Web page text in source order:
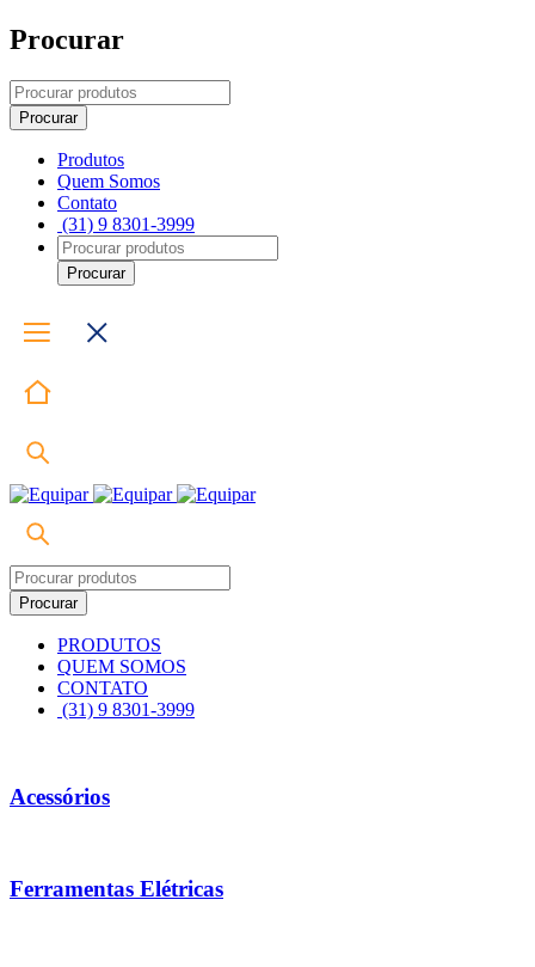
Procurar
Produtos
Quem Somos
Contato
(31) 9 8301-3999
PRODUTOS
QUEM SOMOS
CONTATO
(31) 9 8301-3999
Acessórios
Ferramentas Elétricas